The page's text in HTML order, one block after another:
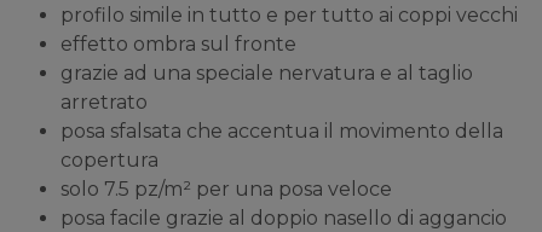
profilo simile in tutto e per tutto ai coppi vecchi
effetto ombra sul fronte
grazie ad una speciale nervatura e al taglio
arretrato
posa sfalsata che accentua il movimento della
copertura
solo 7.5 pz/m² per una posa veloce
posa facile grazie al doppio nasello di aggancio